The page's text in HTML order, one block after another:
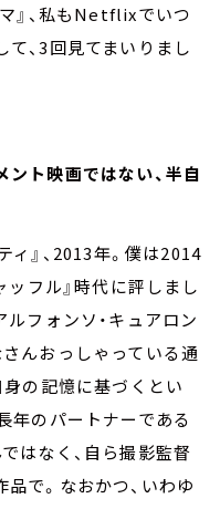
』、私もNetflixでいつ
、3回見てまいりまし
ト映画ではない、半自
ィ』、2013年。僕は2014
ッフル』時代に評しまし
ルフォンソ・キュアロン
んおっしゃっている通
の記憶に基づくとい
年のパートナーである
はなく、自ら撮影監督
で。なおかつ、いわゆ